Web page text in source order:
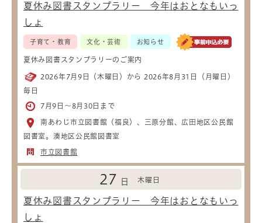
夏休み図書スタンプラリー 今年はおとなもいっ
しょ
子育て・教育 文化・芸術 お知らせ
夏休み図書スタンプラリーのご案内
2026年7月9日（木曜日）から 2026年8月31日（月曜日）
毎日
7月9日～8月30日まで
南あわじ市立図書館（福良）、三原分館、広田地区公民館
図書室。湊地区公民館図書室
市立図書館
27 日 木曜日
夏休み図書スタンプラリー 今年はおとなもいっ
しょ